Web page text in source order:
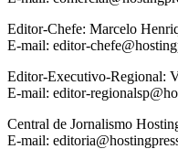
Editor-Chefe: Marcelo
E-mail: editor-
Editor-Executivo-Regional:
E-mail: editor-
Central de Jornalismo
E-mail: